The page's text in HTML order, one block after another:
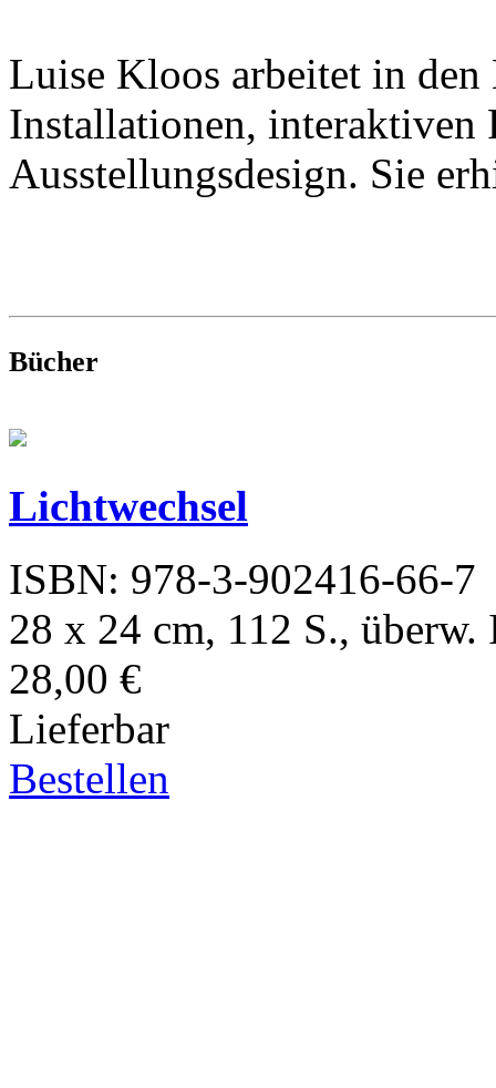
Luise Kloos arbeitet in
Installationen, interaktiven
Ausstellungsdesign. Sie
Bücher
Lichtwechsel
ISBN: 978-3-902416-66-7
28 x 24 cm, 112 S.,
28,00 €
Lieferbar
Bestellen